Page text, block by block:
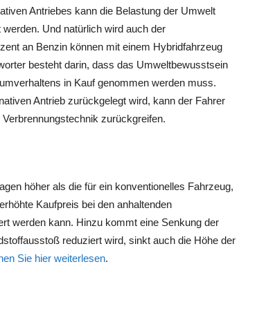
Antriebes kann die Belastung der Umwelt
Und natürlich wird auch der
an Benzin können mit einem Hybridfahrzeug
besteht darin, dass das Umweltbewusstsein
in Kauf genommen werden muss.
Antrieb zurückgelegt wird, kann der Fahrer
zurückgreifen.
höher als die für ein konventionelles Fahrzeug,
Kaufpreis bei den anhaltenden
werden kann. Hinzu kommt eine Senkung der
reduziert wird, sinkt auch die Höhe der
Sie hier weiterlesen.